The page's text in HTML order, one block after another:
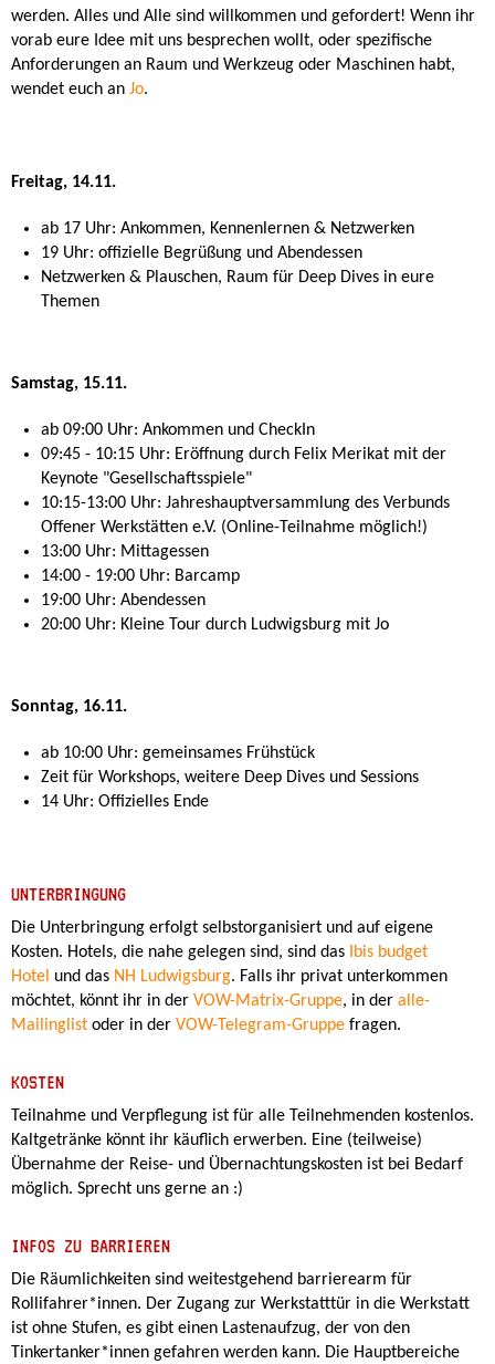
werden. Alles und Alle sind willkommen und gefordert! Wenn ihr
vorab eure Idee mit uns besprechen wollt, oder spezifische
Anforderungen an Raum und Werkzeug oder Maschinen habt,
wendet euch an Jo.
Freitag, 14.11.
ab 17 Uhr: Ankommen, Kennenlernen & Netzwerken
19 Uhr: offizielle Begrüßung und Abendessen
Netzwerken & Plauschen, Raum für Deep Dives in eure
Themen
Samstag, 15.11.
ab 09:00 Uhr: Ankommen und CheckIn
09:45 - 10:15 Uhr: Eröffnung durch Felix Merikat mit der
Keynote "Gesellschaftsspiele"
10:15-13:00 Uhr: Jahreshauptversammlung des Verbunds
Offener Werkstätten e.V. (Online-Teilnahme möglich!)
13:00 Uhr: Mittagessen
14:00 - 19:00 Uhr: Barcamp
19:00 Uhr: Abendessen
20:00 Uhr: Kleine Tour durch Ludwigsburg mit Jo
Sonntag, 16.11.
ab 10:00 Uhr: gemeinsames Frühstück
Zeit für Workshops, weitere Deep Dives und Sessions
14 Uhr: Offizielles Ende
UNTERBRINGUNG
Die Unterbringung erfolgt selbstorganisiert und auf eigene
Kosten. Hotels, die nahe gelegen sind, sind das Ibis budget
Hotel und das NH Ludwigsburg. Falls ihr privat unterkommen
möchtet, könnt ihr in der VOW-Matrix-Gruppe, in der alle-
Mailinglist oder in der VOW-Telegram-Gruppe fragen.
KOSTEN
Teilnahme und Verpflegung ist für alle Teilnehmenden kostenlos.
Kaltgetränke könnt ihr käuflich erwerben. Eine (teilweise)
Übernahme der Reise- und Übernachtungskosten ist bei Bedarf
möglich. Sprecht uns gerne an :)
INFOS ZU BARRIEREN
Die Räumlichkeiten sind weitestgehend barrierearm für
Rollifahrer*innen. Der Zugang zur Werkstatttür in die Werkstatt
ist ohne Stufen, es gibt einen Lastenaufzug, der von den
Tinkertanker*innen gefahren werden kann. Die Hauptbereiche